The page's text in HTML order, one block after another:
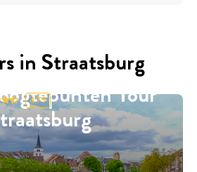
in Straatsburg
Tour
4.79